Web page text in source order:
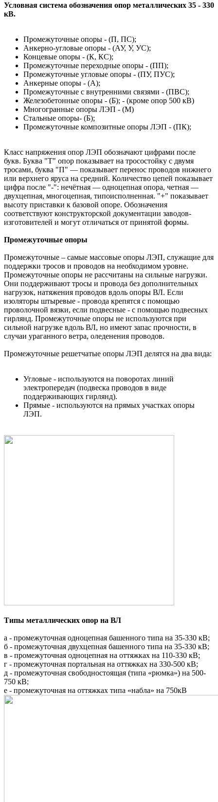
Условная система обозначения опор металлических 35 - 330
кВ.
Промежуточные опоры - (П, ПС);
Анкерно-угловые опоры - (АУ, У, УС);
Концевые опоры - (К, КС);
Промежуточные переходные опоры - (ПП);
Промежуточные угловые опоры - (ПУ, ПУС);
Анкерные опоры - (А);
Промежуточные с внутренними связями - (ПВС);
Железобетонные опоры - (Б); - (кроме опор 500 кВ)
Многогранные опоры ЛЭП - (М)
Стальные опоры- (Б);
Промежуточные композитные опоры ЛЭП - (ПК);
Класс напряжения опор ЛЭП обозначают цифрами после
букв. Буква "Т" опор показывает на тросостойку с двумя
тросами, буква "П" — показывает перенос проводов нижнего
или верхнего яруса на средний. Количество цепей показывает
цифра после "-": нечётная — одноцепная опора, четная —
двухцепная, многоцепная, типоисполненная. "+" показывает
высоту приставки к базовой опоре. Обозначения
соответствуют конструкторской документации заводов-
изготовителей и могут отличаться от принятой формы.
Промежуточные опоры
Промежуточные – самые массовые опоры ЛЭП, служащие для
поддержки тросов и проводов на необходимом уровне.
Промежуточные опоры не рассчитаны на сильные нагрузки.
Они поддерживают тросы и провода без дополнительных
нагрузок, натяжения проводов вдоль опоры ВЛ. Если
изоляторы штыревые - провода крепятся с помощью
проволочной вязки, если подвесные - с помощью подвесных
гирлянд. Промежуточные опоры не используются при
сильной нагрузке вдоль ВЛ, но имеют запас прочности, в
случаи ураганного ветра, оледенения проводов.
Промежуточные решетчатые опоры ЛЭП делятся на два вида:
Угловые - используются на поворотах линий
электропередач (подвеска проводов в виде
поддерживающих гирлянд).
Прямые - используются на прямых участках опоры
ЛЭП.
Типы металлических опор на ВЛ
a - промежуточная одноцепная башенного типа на 35-330 кВ;
б - промежуточная двухцепная башенного типа на 35-330 кВ;
в - промежуточная одноцепная на оттяжках на 110-330 кВ;
г - промежуточная портальная на оттяжках на 330-500 кВ;
д - промежуточная свободностоящая (типа «рюмка») на 500-
750 кВ;
е - промежуточная на оттяжках типа «набла» на 750кВ